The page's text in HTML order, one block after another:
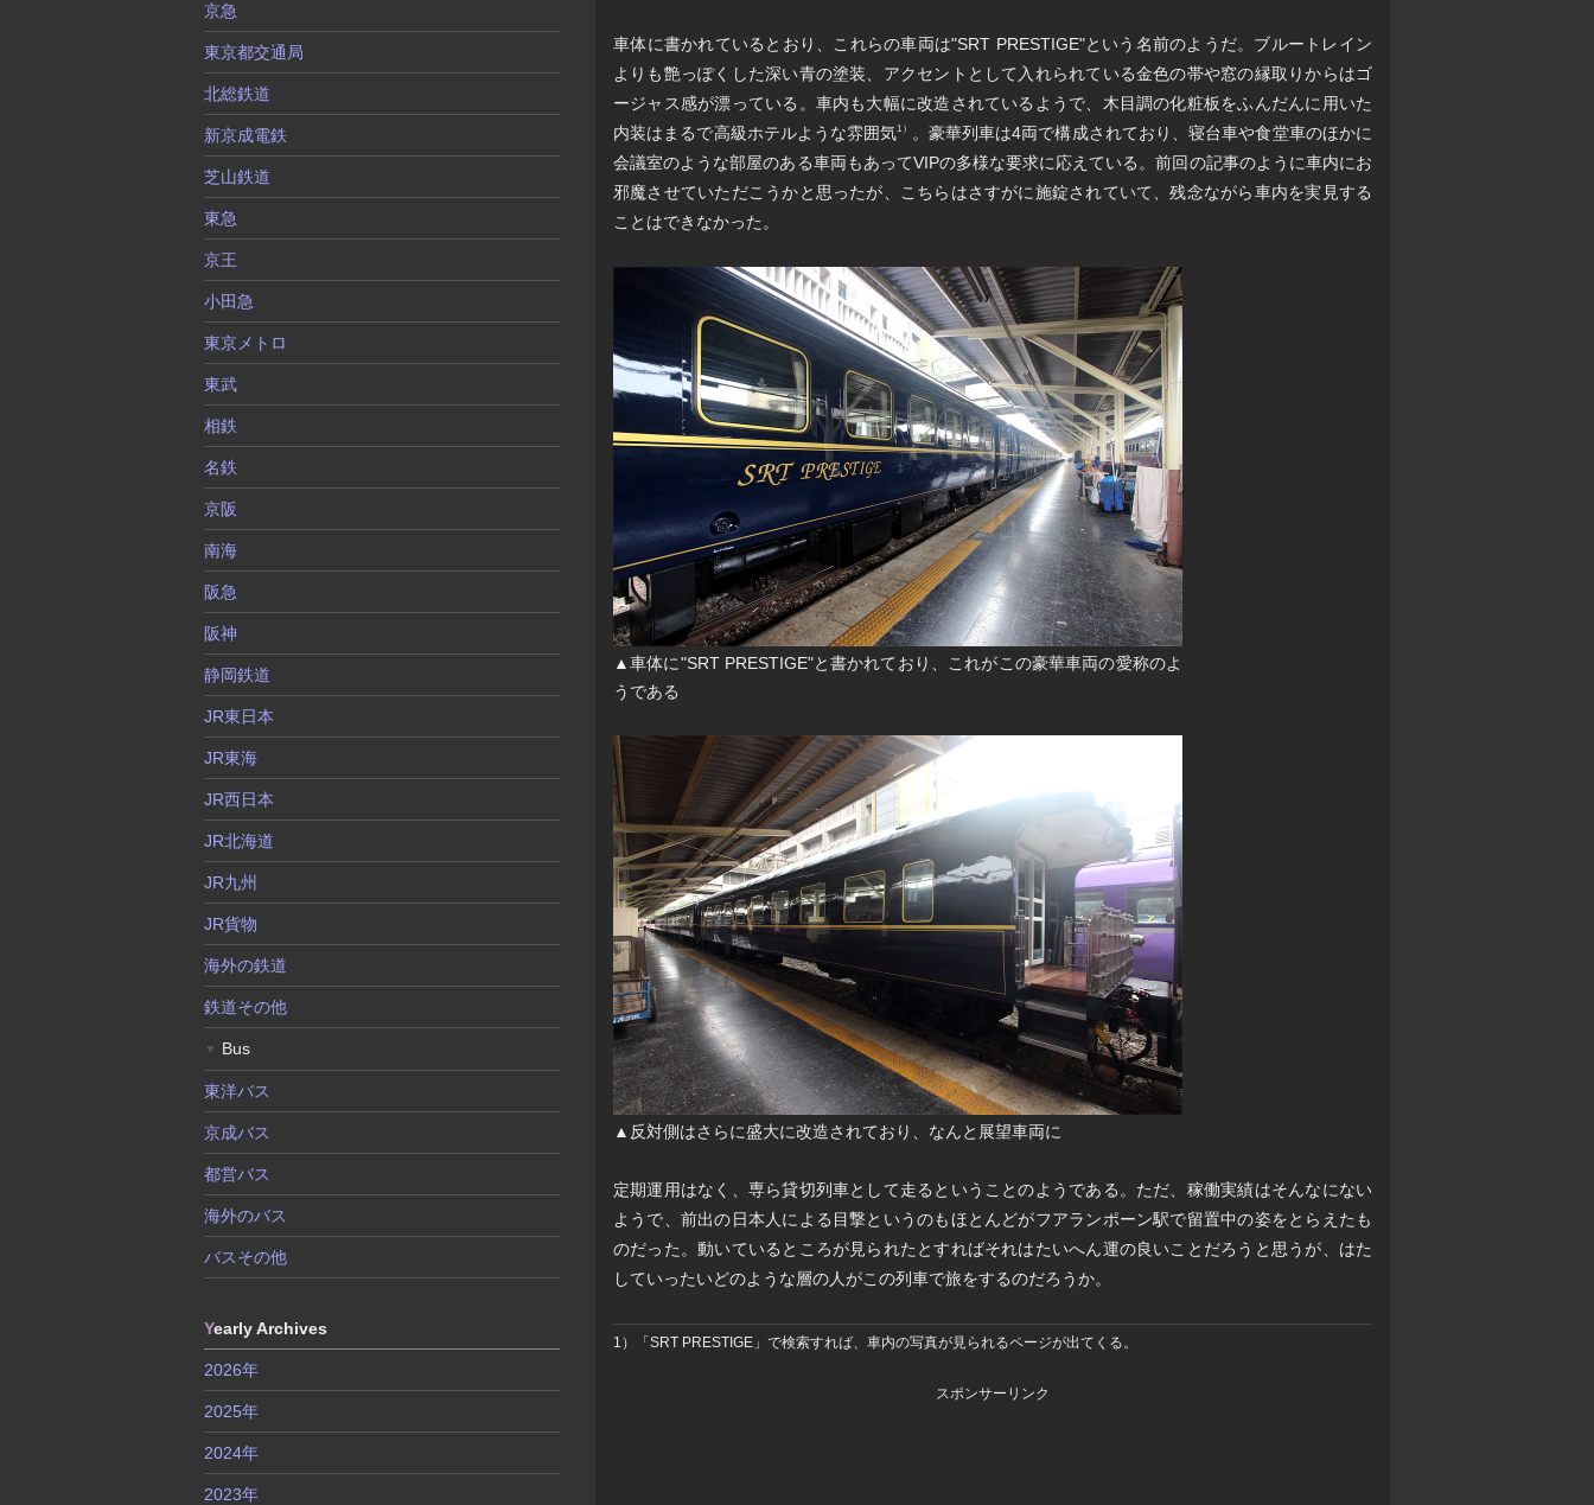
車体に書かれているとおり、これらの車両は"SRT PRESTIGE"という名前のようだ。ブルートレイン
よりも艶っぽくした深い青の塗装、アクセントとして入れられている金色の帯や窓の縁取りからはゴ
ージャス感が漂っている。車内も大幅に改造されているようで、木目調の化粧板をふんだんに用いた
内装はまるで高級ホテルような雰囲気1）
。豪華列車は4両で構成されており、寝台車や食堂車のほかに
会議室のような部屋のある車両もあってVIPの多様な要求に応えている。前回の記事のように車内にお
邪魔させていただこうかと思ったが、こちらはさすがに施錠されていて、残念ながら車内を実見する
ことはできなかった。
▲車体に"SRT PRESTIGE"と書かれており、これがこの豪華車両の愛称のよ
うである
▲反対側はさらに盛大に改造されており、なんと展望車両に
定期運用はなく、専ら貸切列車として走るということのようである。ただ、稼働実績はそんなにない
ようで、前出の日本人による目撃というのもほとんどがフアランポーン駅で留置中の姿をとらえたも
のだった。動いているところが見られたとすればそれはたいへん運の良いことだろうと思うが、はた
していったいどのような層の人がこの列車で旅をするのだろうか。
1）「SRT PRESTIGE」で検索すれば、車内の写真が見られるページが出てくる。
スポンサーリンク
京急
東京都交通局
北総鉄道
新京成電鉄
芝山鉄道
東急
京王
小田急
東京メトロ
東武
相鉄
名鉄
京阪
南海
阪急
阪神
静岡鉄道
JR東日本
JR東海
JR西日本
JR北海道
JR九州
JR貨物
海外の鉄道
鉄道その他
▼ Bus
東洋バス
京成バス
都営バス
海外のバス
バスその他
Yearly Archives
2026年
2025年
2024年
2023年